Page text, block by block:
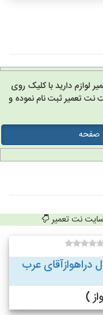
دارید با کلیک روی
تعمیر ثبت نام نموده و
نت تعمیر
عرب